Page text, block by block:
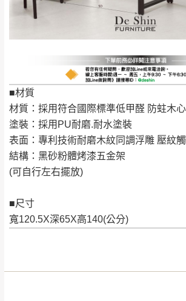
■材質
材質：採用符合國際標準低甲醛 防蛀木
塗裝：採用PU耐磨.耐水塗裝
表面：專利技術耐磨木紋同調浮雕 壓紋
結構：黑砂粉體烤漆五金架
(可自行左右擺放)
■尺寸
寬120.5X深65X高140(公分)
配送天數：5~14天
到貨時間：指定送貨日當天以電
｜周（一）配送部門固定公休
台北市、新北市地區固定每周(三)、(
暫無配送地區：彰化、南投、雲林、
雄、屏東、宜蘭、 花蓮、台東、金門、馬
完成出貨15個工作天另行寄出，另外
工作天內送達，如遇國定假日將順延
退換貨說明：
若收到不良品，請於到貨日起
公司客服人員，我們將為您更
皆由本站負責，所有退回及換
是全新狀態且完整包裝，床墊
類產品需為未拆封狀態(請保持
包裝、廠商紙及所有附隨文件
性)，若未依照上述方式處理，
電腦螢幕的設定色差或解析度
際商品的顏色、質感稍有不同